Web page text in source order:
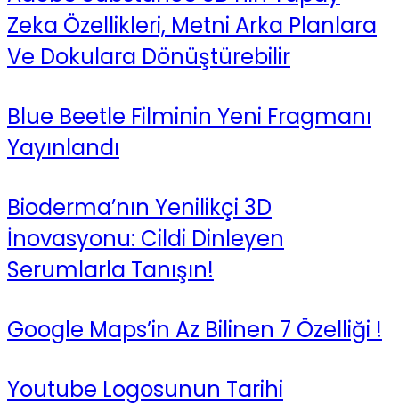
Zeka Özellikleri, Metni Arka Planlara
Ve Dokulara Dönüştürebilir
Blue Beetle Filminin Yeni Fragmanı
Yayınlandı
Bioderma’nın Yenilikçi 3D
İnovasyonu: Cildi Dinleyen
Serumlarla Tanışın!
Google Maps’in Az Bilinen 7 Özelliği !
Youtube Logosunun Tarihi